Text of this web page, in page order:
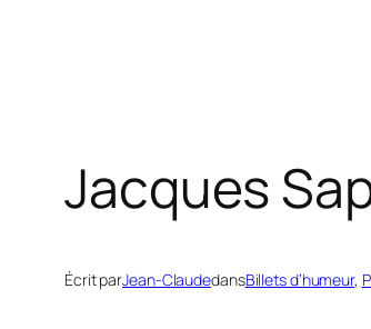
Jacques
Écrit parJean-ClaudedansBillets d’humeur,